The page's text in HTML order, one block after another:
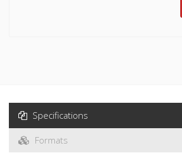
Specifications
Formats